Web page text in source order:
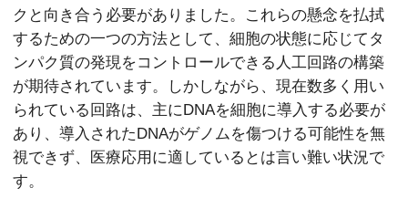
クと向き合う必要がありました。これらの懸念を払拭
するための一つの方法として、細胞の状態に応じてタ
ンパク質の発現をコントロールできる人工回路の構築
が期待されています。しかしながら、現在数多く用い
られている回路は、主にDNAを細胞に導入する必要が
あり、導入されたDNAがゲノムを傷つける可能性を無
視できず、医療応用に適しているとは言い難い状況で
す。